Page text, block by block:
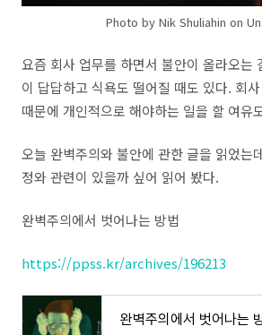
Photo by Nik Shuliahin on
요즘 회사 업무를 하면서 불안이 올라오는
이 답답하고 식욕도 떨어질 때도 있다. 회
때문에 개인적으로 해야하는 일을 할 여유
오늘 완벽주의와 불안에 관한 글을 읽었는
정와 관련이 있을까 싶어 읽어 봤다.
완벽주의에서 벗어나는 방법
https://ppss.kr/archives/196213
완벽주의에서 벗어나는